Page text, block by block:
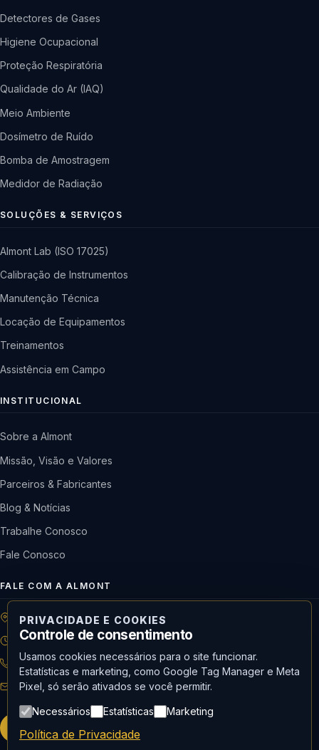
Detectores de Gases
Higiene Ocupacional
Proteção Respiratória
Qualidade do Ar (IAQ)
Meio Ambiente
Dosímetro de Ruído
Bomba de Amostragem
Medidor de Radiação
SOLUÇÕES & SERVIÇOS
Almont Lab (ISO 17025)
Calibração de Instrumentos
Manutenção Técnica
Locação de Equipamentos
Treinamentos
Assistência em Campo
INSTITUCIONAL
Sobre a Almont
Missão, Visão e Valores
Parceiros & Fabricantes
Blog & Notícias
Trabalhe Conosco
Fale Conosco
FALE COM A ALMONT
R: Horácio de Castilho, 284 Vila Maria | São Paulo-SP
08h às 18h | Seg. a Qui. | 08h às 17h | Sex.
11 3488-9300 RECEPÇÃO
recepcao@almont.com.br
Solicitar orçamento
PRIVACIDADE E COOKIES
Controle de consentimento
Usamos cookies necessários para o site funcionar.
Estatísticas e marketing, como Google Tag Manager e Meta
Pixel, só serão ativados se você permitir.
Necessários Estatísticas Marketing
Política de Privacidade